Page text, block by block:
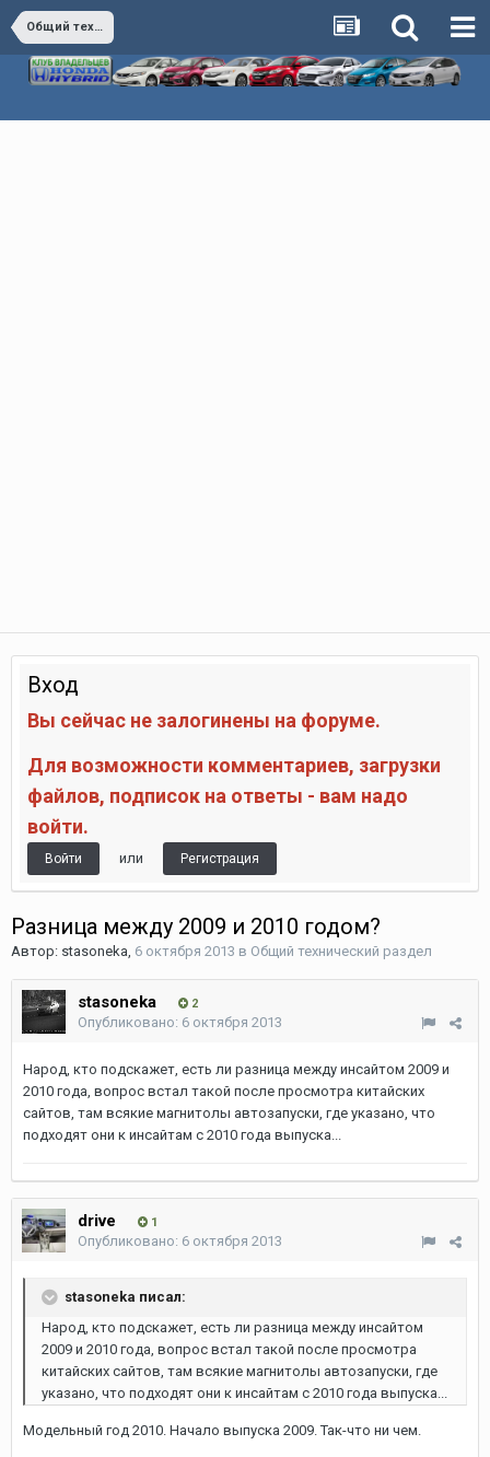
Общий технический раздел
Вход
Вы сейчас не залогинены на форуме.
Для возможности комментариев, загрузки
файлов, подписок на ответы - вам надо
войти.
Войти или Регистрация
Разница между 2009 и 2010 годом?
Автор: stasoneka, 6 октября 2013 в Общий технический раздел
stasoneka 2
Опубликовано: 6 октября 2013
Народ, кто подскажет, есть ли разница между инсайтом 2009 и
2010 года, вопрос встал такой после просмотра китайских
сайтов, там всякие магнитолы автозапуски, где указано, что
подходят они к инсайтам с 2010 года выпуска...
drive 1
Опубликовано: 6 октября 2013
stasoneka писал:
Народ, кто подскажет, есть ли разница между инсайтом
2009 и 2010 года, вопрос встал такой после просмотра
китайских сайтов, там всякие магнитолы автозапуски, где
указано, что подходят они к инсайтам с 2010 года выпуска...
Модельный год 2010. Начало выпуска 2009. Так-что ни чем.